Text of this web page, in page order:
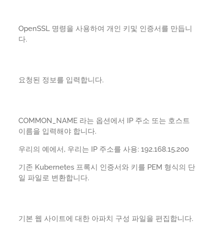
OpenSSL 명령을 사용하여 개인 키및 인증서를 만듭니
다.
요청된 정보를 입력합니다.
COMMON_NAME 라는 옵션에서 IP 주소 또는 호스트
이름을 입력해야 합니다.
우리의 예에서, 우리는 IP 주소를 사용: 192.168.15.200
기존 Kubernetes 프록시 인증서와 키를 PEM 형식의 단
일 파일로 변환합니다.
기본 웹 사이트에 대한 아파치 구성 파일을 편집합니다.